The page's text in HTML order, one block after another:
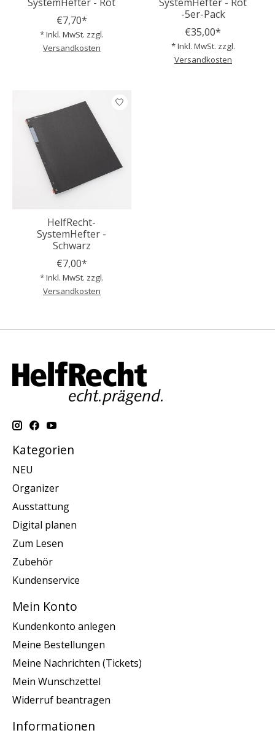
SystemHefter - Rot
€7,70*
* Inkl. MwSt. zzgl.
Versandkosten
SystemHefter - Rot
-5er-Pack
€35,00*
* Inkl. MwSt. zzgl.
Versandkosten
HelfRecht-
SystemHefter -
Schwarz
€7,00*
* Inkl. MwSt. zzgl.
Versandkosten
Kategorien
NEU
Organizer
Ausstattung
Digital planen
Zum Lesen
Zubehör
Kundenservice
Mein Konto
Kundenkonto anlegen
Meine Bestellungen
Meine Nachrichten (Tickets)
Mein Wunschzettel
Widerruf beantragen
Informationen